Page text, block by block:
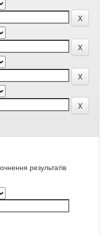
результатів